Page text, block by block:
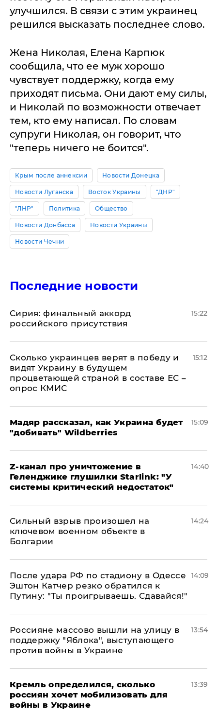
улучшился. В связи с этим украинец
решился высказать последнее слово.
Жена Николая, Елена Карпюк
сообщила, что ее муж хорошо
чувствует поддержку, когда ему
приходят письма. Они дают ему силы,
и Николай по возможности отвечает
тем, кто ему написал. По словам
супруги Николая, он говорит, что
"теперь ничего не боится".
Крым после аннексии Новости Донецка
Новости Луганска Восток Украины "ДНР"
"ЛНР" Политика Общество
Новости Донбасса Новости Украины
Новости Чечни
Последние новости
​Сирия: финальный аккорд
российского присутствия
15:22
Сколько украинцев верят в победу и
видят Украину в будущем
процветающей страной в составе ЕС –
опрос КМИС
15:12
Мадяр рассказал, как Украина будет
"добивать" Wildberries
15:09
Z-канал про уничтожение в
Геленджике глушилки Starlink: "У
системы критический недостаток"
14:40
Сильный взрыв произошел на
ключевом военном объекте в
Болгарии
14:24
После удара РФ по стадиону в Одессе
Эштон Катчер резко обратился к
Путину: "Ты проигрываешь. Сдавайся!"
14:09
Россияне массово вышли на улицу в
поддержку "Яблока", выступающего
против войны в Украине
13:54
Кремль определился, сколько
россиян хочет мобилизовать для
войны в Украине
13:39